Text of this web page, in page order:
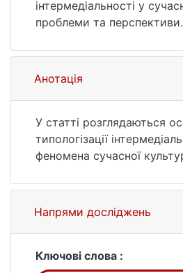
https://doi.org/10.17721/
6530.2025.47.17
інтермедіальності у
проблеми та
лінгвістики. 2025. № 47.
10.17721/2663-
звернення: 25.07.2026).
Анотація
У статті розглядаються
типологізації
феномена сучасної
виникають у процесі
інтермедіальних явищ,
розмитість меж між медіа,
варіативність
Напрями досліджень
Ключові слова :